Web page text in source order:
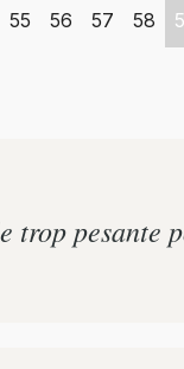
55 56 57 58
pesante